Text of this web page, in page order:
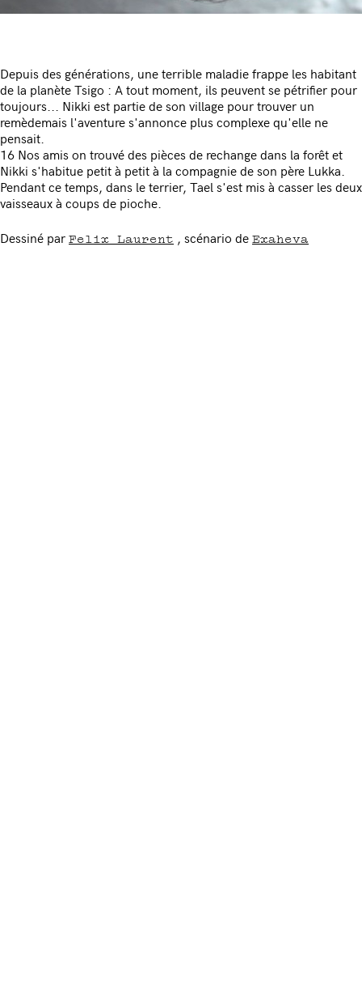
Depuis des générations, une terrible maladie frappe les habitant
de la planète Tsigo : A tout moment, ils peuvent se pétrifier pour
toujours... Nikki est partie de son village pour trouver un
remèdemais l'aventure s'annonce plus complexe qu'elle ne
pensait.
16 Nos amis on trouvé des pièces de rechange dans la forêt et
Nikki s'habitue petit à petit à la compagnie de son père Lukka.
Pendant ce temps, dans le terrier, Tael s'est mis à casser les deux
vaisseaux à coups de pioche.
Dessiné par Felix Laurent , scénario de Exaheva